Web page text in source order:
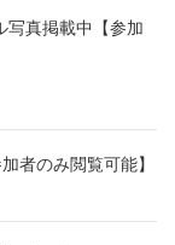
写真掲載中【参加
者のみ閲覧可能】